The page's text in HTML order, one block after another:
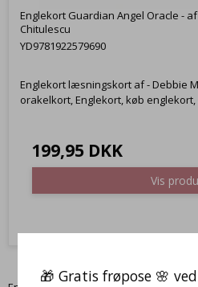
Englekort Guardian Angel Oracle -
Chitulescu
YD9781922579690
Englekort læsningskort af - Debbie
orakelkort, Englekort, køb
199,95 DKK
Vis
🎁 Gratis frøpose 🌸